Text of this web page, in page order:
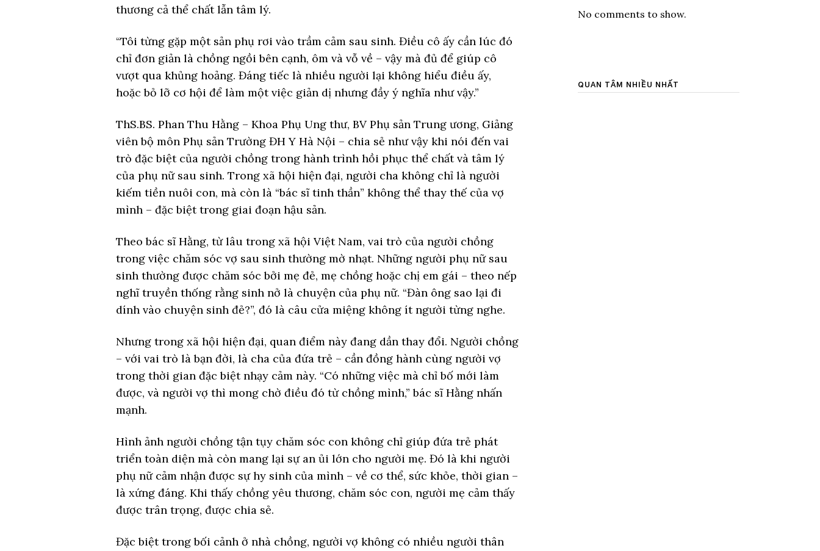
thương cả thể chất lẫn tâm lý.
“Tôi từng gặp một sản phụ rơi vào trầm cảm sau sinh. Điều cô ấy cần lúc đó
chỉ đơn giản là chồng ngồi bên cạnh, ôm và vỗ về – vậy mà đủ để giúp cô
vượt qua khủng hoảng. Đáng tiếc là nhiều người lại không hiểu điều ấy,
hoặc bỏ lỡ cơ hội để làm một việc giản dị nhưng đầy ý nghĩa như vậy.”
ThS.BS. Phan Thu Hằng – Khoa Phụ Ung thư, BV Phụ sản Trung ương, Giảng
viên bộ môn Phụ sản Trường ĐH Y Hà Nội – chia sẻ như vậy khi nói đến vai
trò đặc biệt của người chồng trong hành trình hồi phục thể chất và tâm lý
của phụ nữ sau sinh. Trong xã hội hiện đại, người cha không chỉ là người
kiếm tiền nuôi con, mà còn là “bác sĩ tinh thần” không thể thay thế của vợ
mình – đặc biệt trong giai đoạn hậu sản.
Theo bác sĩ Hằng, từ lâu trong xã hội Việt Nam, vai trò của người chồng
trong việc chăm sóc vợ sau sinh thường mờ nhạt. Những người phụ nữ sau
sinh thường được chăm sóc bởi mẹ đẻ, mẹ chồng hoặc chị em gái – theo nếp
nghĩ truyền thống rằng sinh nở là chuyện của phụ nữ. “Đàn ông sao lại đi
dính vào chuyện sinh đẻ?”, đó là câu cửa miệng không ít người từng nghe.
Nhưng trong xã hội hiện đại, quan điểm này đang dần thay đổi. Người chồng
– với vai trò là bạn đời, là cha của đứa trẻ – cần đồng hành cùng người vợ
trong thời gian đặc biệt nhạy cảm này. “Có những việc mà chỉ bố mới làm
được, và người vợ thì mong chờ điều đó từ chồng mình,” bác sĩ Hằng nhấn
mạnh.
Hình ảnh người chồng tận tụy chăm sóc con không chỉ giúp đứa trẻ phát
triển toàn diện mà còn mang lại sự an ủi lớn cho người mẹ. Đó là khi người
phụ nữ cảm nhận được sự hy sinh của mình – về cơ thể, sức khỏe, thời gian –
là xứng đáng. Khi thấy chồng yêu thương, chăm sóc con, người mẹ cảm thấy
được trân trọng, được chia sẻ.
Đặc biệt trong bối cảnh ở nhà chồng, người vợ không có nhiều người thân
No comments to show.
QUAN TÂM NHIỀU NHẤT